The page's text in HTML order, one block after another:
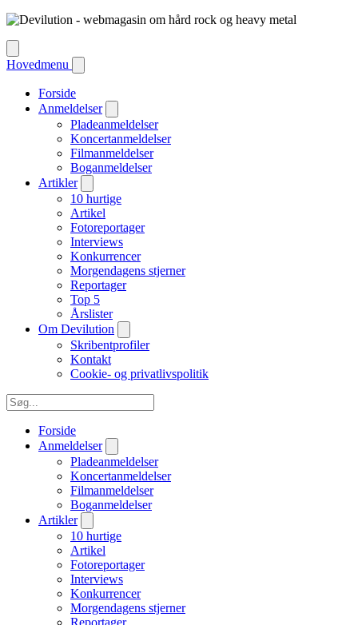
Hovedmenu
Forside
Anmeldelser
Pladeanmeldelser
Koncertanmeldelser
Filmanmeldelser
Boganmeldelser
Artikler
10 hurtige
Artikel
Fotoreportager
Interviews
Konkurrencer
Morgendagens stjerner
Reportager
Top 5
Årslister
Om Devilution
Skribentprofiler
Kontakt
Cookie- og privatlivspolitik
Forside
Anmeldelser
Pladeanmeldelser
Koncertanmeldelser
Filmanmeldelser
Boganmeldelser
Artikler
10 hurtige
Artikel
Fotoreportager
Interviews
Konkurrencer
Morgendagens stjerner
Reportager